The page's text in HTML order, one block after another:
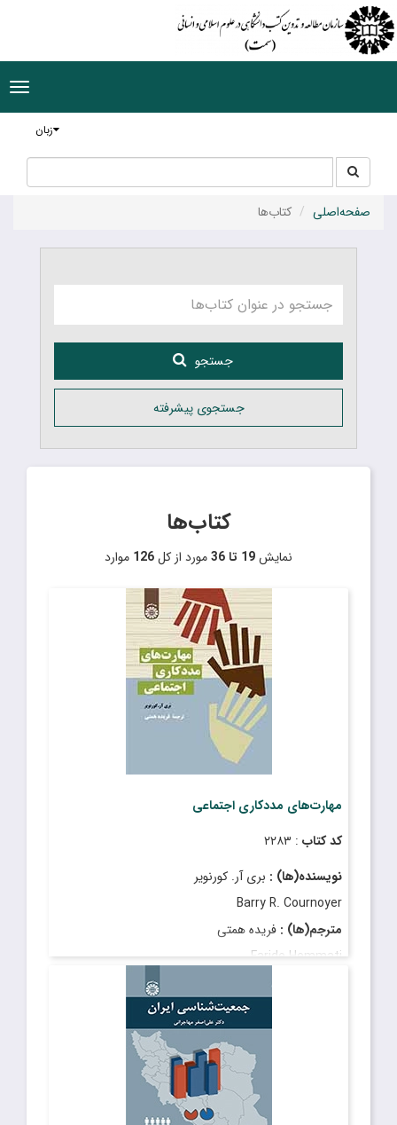
زبان
جستجو
در
سایت
صفحه‌اصلی کتاب‌ها
جستجو
جستجوی پیشرفته
کتاب‌ها
نمایش19 تا 36 مورد از کل126 موارد
مهارت‌های مددکاری اجتماعی
کد کتاب : ۲۲۸۳
نویسنده(ها) : بری آر. کورنویر
Barry R. Cournoyer
مترجم(ها) : فریده همتی
Faride Hemmati